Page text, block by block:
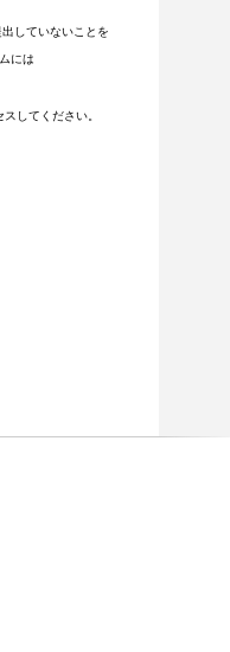
していないことを
には
してください。